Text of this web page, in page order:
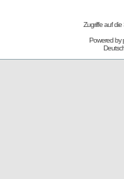
Zugriffe auf
Powered by